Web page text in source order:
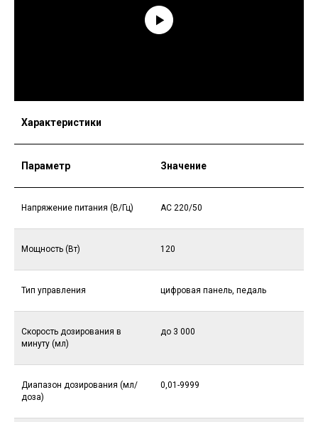
Характеристики
Параметр Значение
Напряжение питания (В/Гц) AC 220/50
Мощность (Вт) 120
Тип управления цифровая панель, педаль
Скорость дозирования в
минуту (мл)
до 3 000
Диапазон дозирования (мл/
доза)
0,01-9999